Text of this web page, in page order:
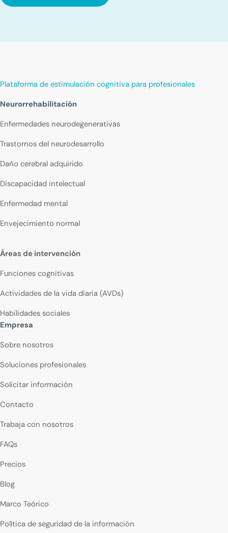
Plataforma de estimulación cognitiva para profesionales
Neurorrehabilitación
Enfermedades neurodegenerativas
Trastornos del neurodesarrollo
Daño cerebral adquirido
Discapacidad intelectual
Enfermedad mental
Envejecimiento normal
Áreas de intervención
Funciones cognitivas
Actividades de la vida diaria (AVDs)
Habilidades sociales
Empresa
Sobre nosotros
Soluciones profesionales
Solicitar información
Contacto
Trabaja con nosotros
FAQs
Precios
Blog
Marco Teórico
Política de seguridad de la información